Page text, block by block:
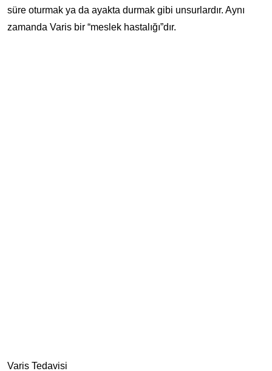
süre oturmak ya da ayakta durmak gibi unsurlardır. Aynı
zamanda Varis bir “meslek hastalığı”dır.
Varis Tedavisi